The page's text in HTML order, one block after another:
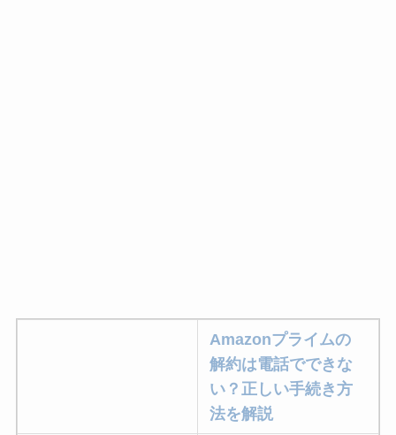
Amazonプライムの
解約は電話でできな
い？正しい手続き方
法を解説